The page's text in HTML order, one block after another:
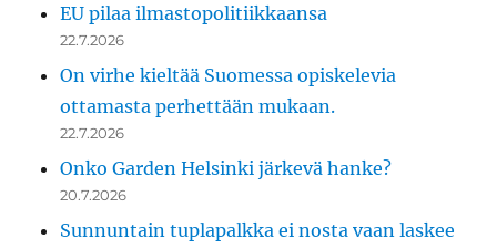
EU pilaa ilmastopolitiikkaansa
22.7.2026
On virhe kieltää Suomessa opiskelevia
ottamasta perhettään mukaan.
22.7.2026
Onko Garden Helsinki järkevä hanke?
20.7.2026
Sunnuntain tuplapalkka ei nosta vaan laskee